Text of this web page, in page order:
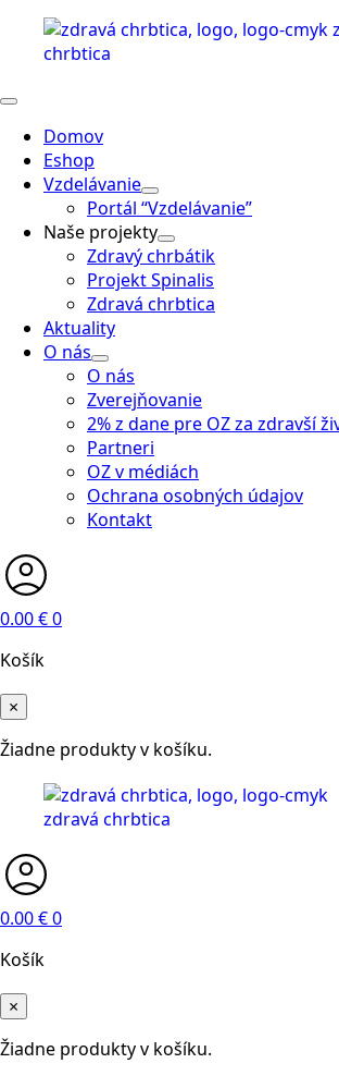
Domov
Eshop
Vzdelávanie
Portál “Vzdelávanie”
Naše projekty
Zdravý chrbátik
Projekt Spinalis
Zdravá chrbtica
Aktuality
O nás
O nás
Zverejňovanie
2% z dane pre OZ za zdravší
Partneri
OZ v médiách
Ochrana osobných údajov
Kontakt
0.00€0
Košík
×
Žiadne produkty v košíku.
0.00€0
Košík
×
Žiadne produkty v košíku.